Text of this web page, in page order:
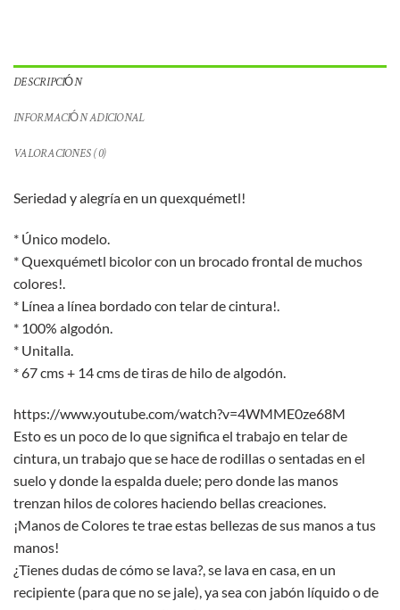
DESCRIPCIÓN
INFORMACIÓN ADICIONAL
VALORACIONES (0)
Seriedad y alegría en un quexquémetl!
* Único modelo.
* Quexquémetl bicolor con un brocado frontal de muchos
colores!.
* Línea a línea bordado con telar de cintura!.
* 100% algodón.
* Unitalla.
* 67 cms + 14 cms de tiras de hilo de algodón.
https://www.youtube.com/watch?v=4WMME0ze68M
Esto es un poco de lo que significa el trabajo en telar de
cintura, un trabajo que se hace de rodillas o sentadas en el
suelo y donde la espalda duele; pero donde las manos
trenzan hilos de colores haciendo bellas creaciones.
¡Manos de Colores te trae estas bellezas de sus manos a tus
manos!
¿Tienes dudas de cómo se lava?, se lava en casa, en un
recipiente (para que no se jale), ya sea con jabón líquido o de